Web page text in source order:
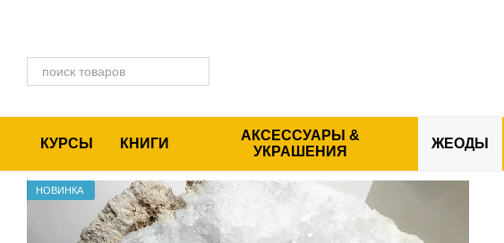
КУРСЫ КНИГИ
АКСЕССУАРЫ &
УКРАШЕНИЯ
ЖЕОДЫ
НОВИНКА